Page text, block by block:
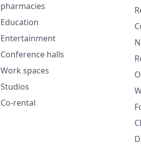
pharmacies
Education
Entertainment
Conference halls
Work spaces
Studios
Co-rental